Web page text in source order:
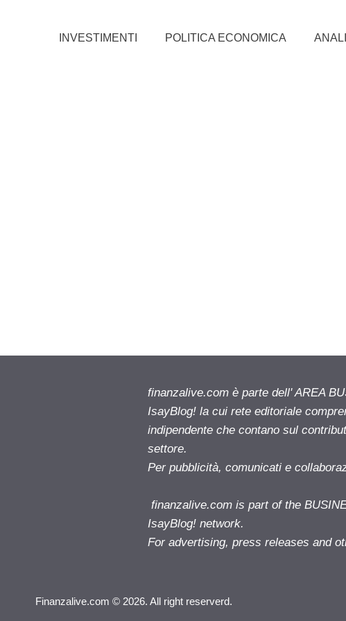
INVESTIMENTI POLITICA ECONOMICA
finanzalive.com è parte dell' AREA
IsayBlog! la cui rete editoriale
indipendente che contano sul
settore.
Per pubblicità, comunicati e
finanzalive.com is part of the
IsayBlog! network.
For advertising, press releases and
Finanzalive.com © 2026. All right reserverd.